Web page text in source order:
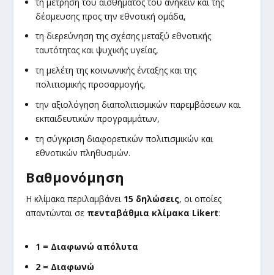
δέσμευσης προς την εθνοτική ομάδα,
τη διερεύνηση της σχέσης μεταξύ εθνοτικής
ταυτότητας και ψυχικής υγείας,
τη μελέτη της κοινωνικής ένταξης και της
πολιτισμικής προσαρμογής,
την αξιολόγηση διαπολιτισμικών παρεμβάσεων και
εκπαιδευτικών προγραμμάτων,
τη σύγκριση διαφορετικών πολιτισμικών και
εθνοτικών πληθυσμών.
Βαθμονόμηση
Η κλίμακα περιλαμβάνει 15 δηλώσεις, οι οποίες
απαντώνται σε πενταβάθμια κλίμακα Likert:
1 = Διαφωνώ απόλυτα
2 = Διαφωνώ